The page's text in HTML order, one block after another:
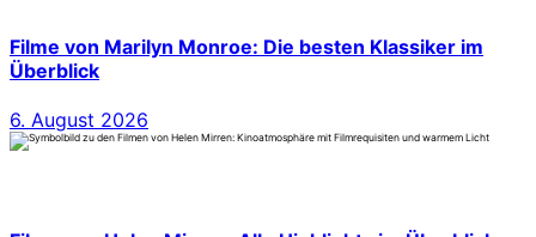
Filme von Marilyn Monroe: Die besten Klassiker im
Überblick
6. August 2026